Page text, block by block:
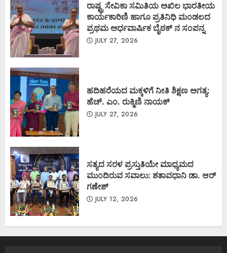
ರಾಷ್ಟ್ರ ಸೇವಿಕಾ ಸಮಿತಿಯ ಅಖಿಲ ಭಾರತೀಯ
ಕಾರ್ಯಕಾರಿಣಿ ಹಾಗೂ ಪ್ರತಿನಿಧಿ ಮಂಡಲದ
ಪ್ರಥಮ ಅರ್ಧವಾರ್ಷಿಕ ಬೈಠಕ್ ನ ಸಂಪನ್ನ
JULY 27, 2026
ಹದಿಹರೆಯದ ಮಕ್ಕಳಿಗೆ ನೀತಿ ಶಿಕ್ಷಣ ಅಗತ್ಯ:
ಹೆಚ್. ಎಂ. ರುಕ್ಮಿಣಿ ನಾಯಕ್
JULY 27, 2026
ಸತ್ಯದ ಸರಳ ಪ್ರಸ್ತುತಿಯೇ ಮಾಧ್ಯಮದ
ಮುಂದಿರುವ ಸವಾಲು: ಶತಾವಧಾನಿ ಡಾ. ಆರ್
ಗಣೇಶ್
JULY 12, 2026